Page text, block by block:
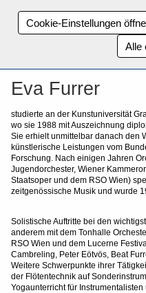
Cookie-Einstellungen
Alle
Eva Furrer
studierte an der Kunstuniversität
wo sie 1988 mit Auszeichnung
Sie erhielt unmittelbar danach den
künstlerische Leistungen vom
Forschung. Nach einigen Jahren
Jugendorchester, Wiener
Staatsoper und dem RSO Wien)
zeitgenössische Musik und wurde
Solistische Auftritte bei den
anderem mit dem Tonhalle
RSO Wien und dem Lucerne
Cambreling, Peter Eötvös, Beat
Weitere Schwerpunkte ihrer
der Flötentechnik auf
Yogaunterricht für